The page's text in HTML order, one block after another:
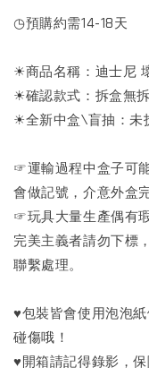
◷預購約需14-18天
☀商品名稱：迪士尼
☀確認款式：拆盒無
☀全新中盒\盲抽：未
☞運輸過程中盒子可
會做記號，介意外盒
☞玩具大量生產偶有
完美主義者請勿下標
聯繫處理。
♥包裝皆會使用泡泡
碰傷哦！
♥開箱請記得錄影，